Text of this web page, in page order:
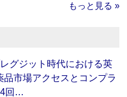
もっと見る »
レグジット時代における英
品市場アクセスとコンプラ
4回…